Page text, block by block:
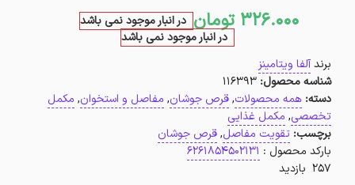
326.000 تومان در انبار موجود نمی باشد
در انبار موجود نمی باشد
برندآلفا ویتامینز
شناسه محصول: 116393
دسته: همه محصولات,قرص جوشان, مفاصل و استخوان, مکمل
تخصصی, مکمل غذایی
برچسب: تقویت مفاصل,قرص جوشان
بارکد محصول : 6261854502131
257 بازدید